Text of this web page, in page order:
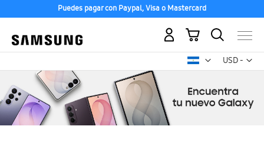
Puedes pagar con Paypal, Visa o Mastercard
USD -
dólar
Mi carrito